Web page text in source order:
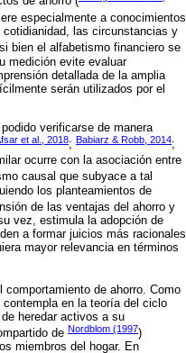
especialmente a conocimientos
las circunstancias y
bien el alfabetismo financiero se
medición evite evaluar
detallada de la amplia
serán utilizados por el
verificarse de manera
et al., 2018; Babiarz & Robb, 2014;
ocurre con la asociación entre
causal que subyace a tal
los planteamientos de
de las ventajas del ahorro y
vez, estimula la adopción de
a formar juicios más racionales
mayor relevancia en términos
de ahorro. Como
en la teoría del ciclo
heredar activos a su
de Nordblom (1997)
miembros del hogar. En